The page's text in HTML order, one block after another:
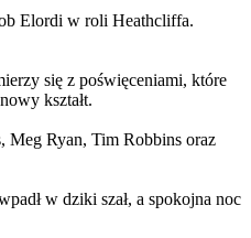
Elordi w roli Heathcliffa.
się z poświęceniami, które
kształt.
Meg Ryan, Tim Robbins oraz
w dziki szał, a spokojna noc